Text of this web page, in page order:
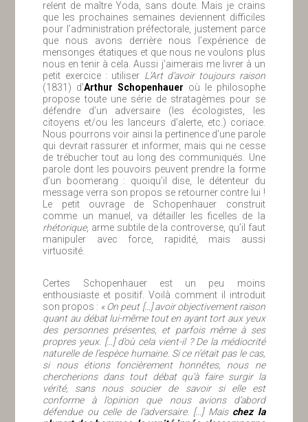
relent de maître Yoda, sans doute. Mais je crains
que les prochaines semaines deviennent difficiles
pour l’administration préfectorale, justement parce
que nous avons derrière nous l’expérience de
mensonges étatiques et que nous ne voulons plus
nous en tenir à cela. Aussi j’aimerais me livrer à un
petit exercice : utiliser L’Art d’avoir toujours raison
(1831) d’Arthur Schopenhauer où le philosophe
propose toute une série de stratagèmes pour se
défendre d’un adversaire (les écologistes, les
citoyens et/ou les lanceurs d’alerte, etc.) coriace.
Nous pourrons voir ainsi la pertinence d’une parole
qui devrait rassurer et informer, mais qui ne cesse
de trébucher tout au long des communiqués. Une
parole dont les pouvoirs peuvent prendre la forme
d’un boomerang : quoiqu’il dise, le détenteur du
message verra son propos se retourner contre lui !
Le petit ouvrage de Schopenhauer construit
comme un manuel, va détailler les ficelles de la
rhétorique, arme subtile de la controverse, qu’il faut
manipuler avec force, rapidité, mais aussi
virtuosité.
Certes Schopenhauer est un peu moins
enthousiaste et positif. Voilà comment il introduit
son propos : « On peut […] avoir objectivement raison
quant au débat lui-même tout en ayant tort aux yeux
des personnes présentes, et parfois même à ses
propres yeux. […] d’où cela vient-il ? De la médiocrité
naturelle de l’espèce humaine. Si ce n’était pas le cas,
si nous étions foncièrement honnêtes, nous ne
chercherions dans tout débat qu’à faire surgir la
vérité, sans nous soucier de savoir si elle est
conforme à l’opinion que nous avions d’abord
défendue ou celle de l’adversaire. […] Mais chez la